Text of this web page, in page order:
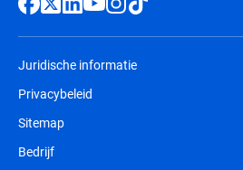
Juridische informatie
Privacybeleid
Sitemap
Bedrijf